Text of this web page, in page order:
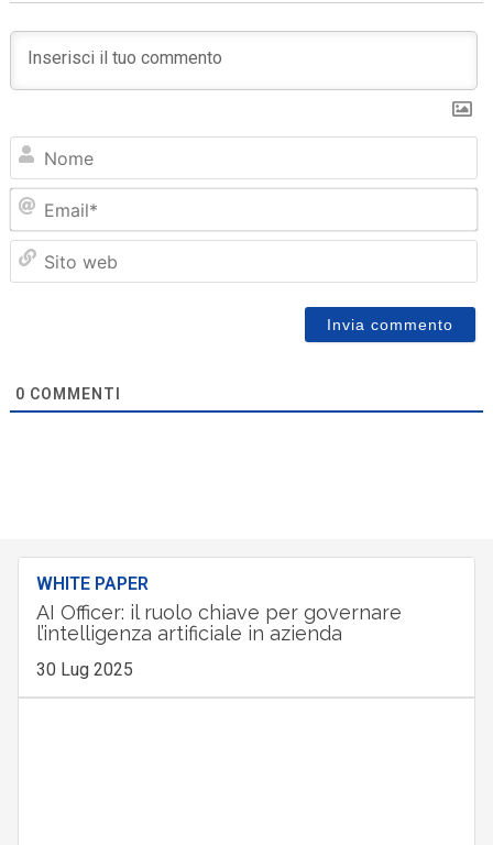
0 COMMENTI
WHITE PAPER
AI Officer: il ruolo chiave per governare
l’intelligenza artificiale in azienda
30 Lug 2025